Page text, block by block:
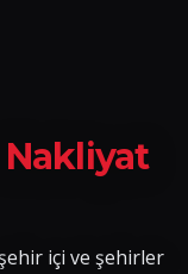
Nakliyat
içi ve şehirler